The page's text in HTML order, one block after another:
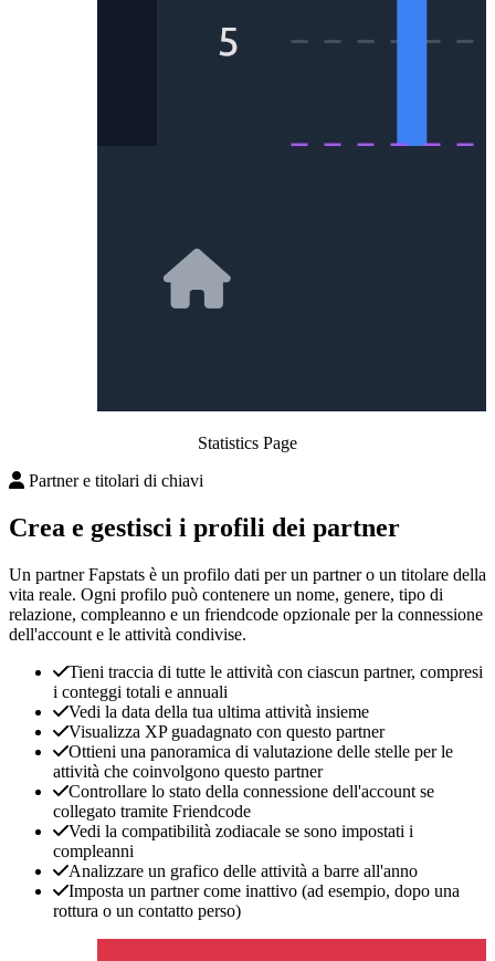
Statistics Page
Partner e titolari di chiavi
Crea e gestisci i profili dei partner
Un partner Fapstats è un profilo dati per un partner o un titolare della
vita reale. Ogni profilo può contenere un nome, genere, tipo di
relazione, compleanno e un friendcode opzionale per la connessione
dell'account e le attività condivise.
Tieni traccia di tutte le attività con ciascun partner, compresi
i conteggi totali e annuali
Vedi la data della tua ultima attività insieme
Visualizza XP guadagnato con questo partner
Ottieni una panoramica di valutazione delle stelle per le
attività che coinvolgono questo partner
Controllare lo stato della connessione dell'account se
collegato tramite Friendcode
Vedi la compatibilità zodiacale se sono impostati i
compleanni
Analizzare un grafico delle attività a barre all'anno
Imposta un partner come inattivo (ad esempio, dopo una
rottura o un contatto perso)